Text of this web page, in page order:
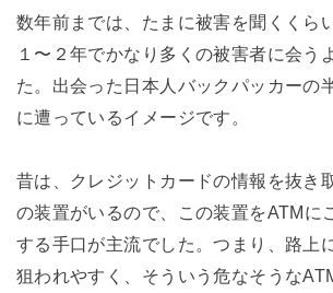
数年前までは、たまに被害を聞くくら
１〜２年でかなり多くの被害者に会う
た。出会った日本人バックパッカーの
に遭っているイメージです。
昔は、クレジットカードの情報を抜き
の装置がいるので、この装置をATMに
する手口が主流でした。つまり、路上
狙われやすく、そういう危なそうな